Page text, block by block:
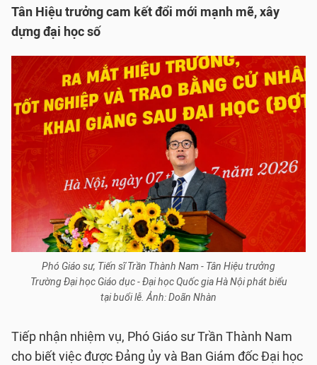
Tân Hiệu trưởng cam kết đổi mới mạnh mẽ, xây
dựng đại học số
Phó Giáo sư, Tiến sĩ Trần Thành Nam - Tân Hiệu trưởng
Trường Đại học Giáo dục - Đại học Quốc gia Hà Nội phát biểu
tại buổi lễ. Ảnh: Doãn Nhàn
Tiếp nhận nhiệm vụ, Phó Giáo sư Trần Thành Nam
cho biết việc được Đảng ủy và Ban Giám đốc Đại học